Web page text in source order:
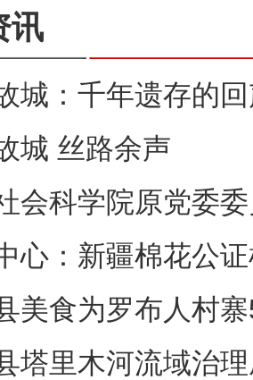
讯
城：千年遗存的
城 丝路余声
会科学院原党委
查
心：新疆棉花公
破
美食为罗布人村寨
塔里木河流域治